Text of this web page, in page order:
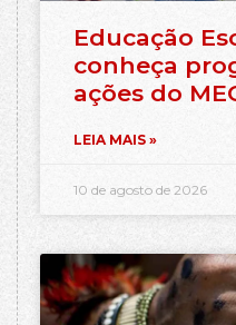
Educação
conheça
ações do
LEIA MAIS »
10 de agosto de 2026